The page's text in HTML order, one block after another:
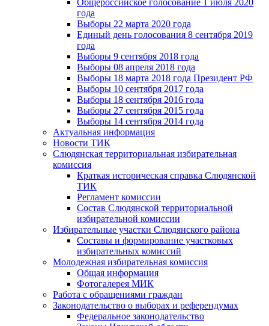
Общероссийское голосование 1 июля 2020
года
Выборы 22 марта 2020 года
Единый день голосования 8 сентября 2019
года
Выборы 9 сентября 2018 года
Выборы 08 апреля 2018 года
Выборы 18 марта 2018 года Президент РФ
Выборы 10 сентября 2017 года
Выборы 18 сентября 2016 года
Выборы 27 сентября 2015 года
Выборы 14 сентября 2014 года
Актуальная информация
Новости ТИК
Слюдянская территориальная избирательная
комиссия
Краткая историческая справка Слюдянской
ТИК
Регламент комиссии
Состав Слюдянской территориальной
избирательной комиссии
Избирательные участки Слюдянского района
Составы и формирование участковых
избирательных комиссий
Молодежная избирательная комиссия
Общая информация
Фотогалерея МИК
Работа с обращениями граждан
Законодательство о выборах и референдумах
Федеральное законодательство